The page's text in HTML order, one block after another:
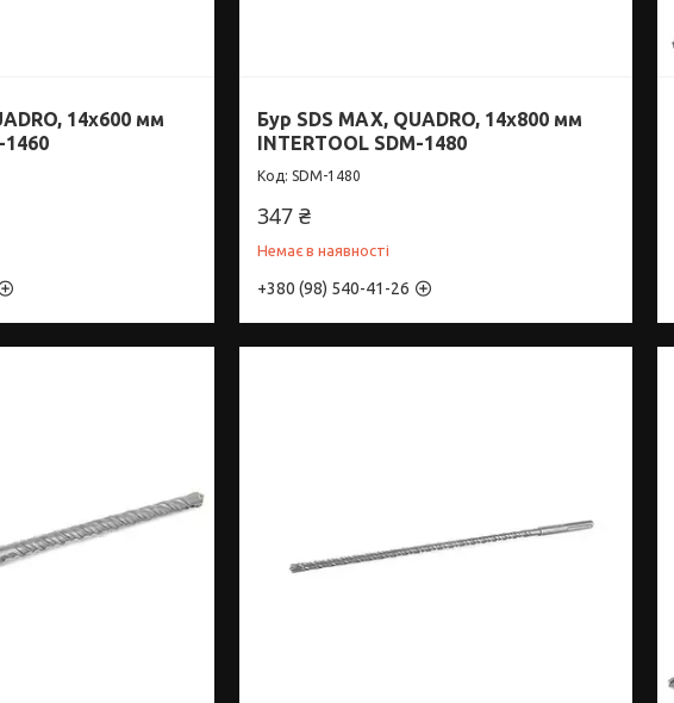
14x600 мм
1460
Бур SDS MAX, QUADRO, 14x800 мм
INTERTOOL SDM-1480
SDM-1480
347 ₴
Немає в наявності
+380 (98) 540-41-26